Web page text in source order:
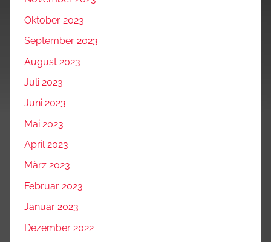
Oktober 2023
September 2023
August 2023
Juli 2023
Juni 2023
Mai 2023
April 2023
März 2023
Februar 2023
Januar 2023
Dezember 2022